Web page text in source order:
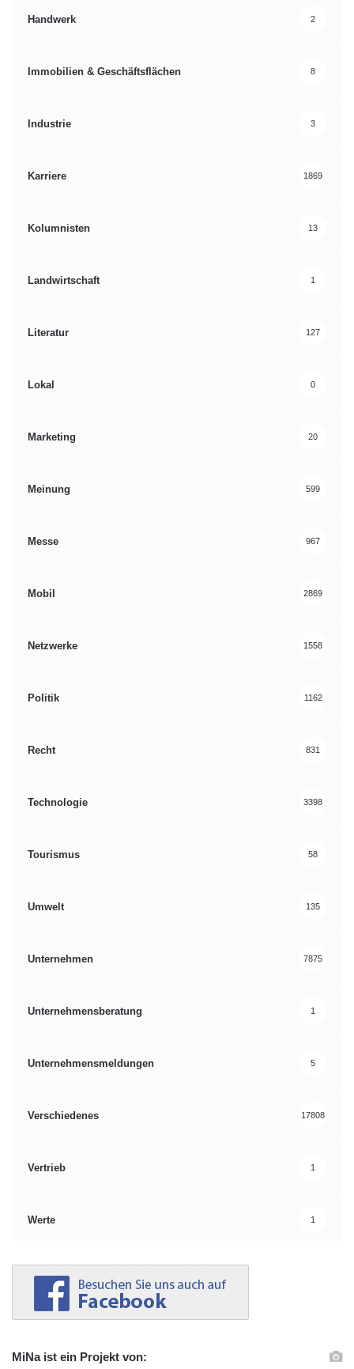
Handwerk 2
Immobilien & Geschäftsflächen 8
Industrie 3
Karriere 1869
Kolumnisten 13
Landwirtschaft 1
Literatur 127
Lokal 0
Marketing 20
Meinung 599
Messe 967
Mobil 2869
Netzwerke 1558
Politik 1162
Recht 831
Technologie 3398
Tourismus 58
Umwelt 135
Unternehmen 7875
Unternehmensberatung 1
Unternehmensmeldungen 5
Verschiedenes 17808
Vertrieb 1
Werte 1
MiNa ist ein Projekt von: